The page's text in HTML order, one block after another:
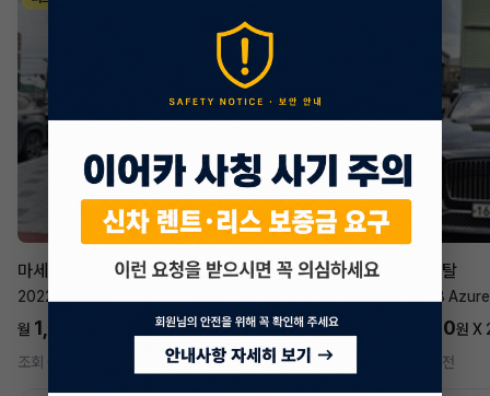
승계 매니저
한태현
마세라티 르반떼
2022년
월 1,697,700 원 X24개월
조회 684
벤틀리 컨티넨탈
4.0 V8 Azure
5,577,270원 X
2주 전